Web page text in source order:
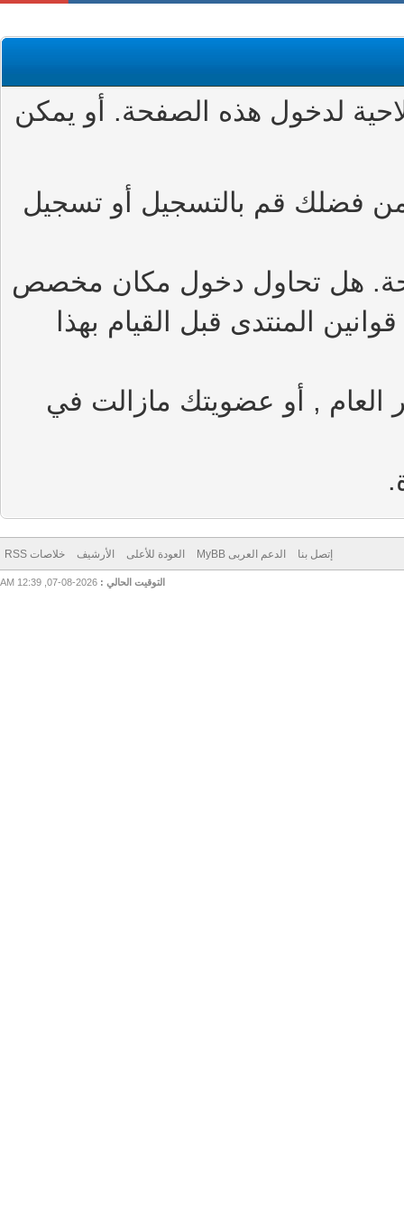
لدخول هذه الصفحة. أو يمكن
فضلك قم بالتسجيل أو تسجيل
هل تحاول دخول مكان مخصص
المنتدى قبل القيام بهذا
, أو عضويتك مازالت في
إتصل بنا الدعم العربى MyBB العودة للأعلى الأرشيف خلاصات RSS
التوقيت الحالي :2026-08-07, 12:39 AM